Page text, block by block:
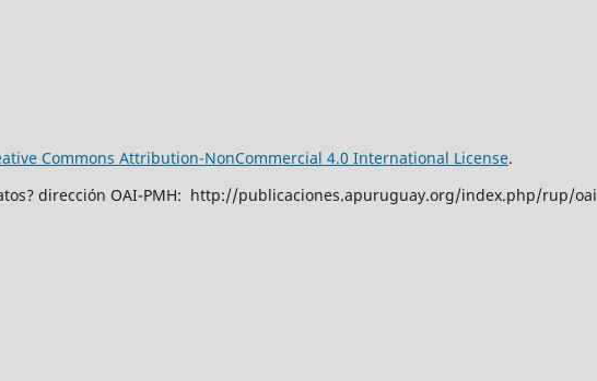
Commons Attribution-NonCommercial 4.0 International License.
dirección OAI-PMH: http://publicaciones.apuruguay.org/index.php/rup/oai